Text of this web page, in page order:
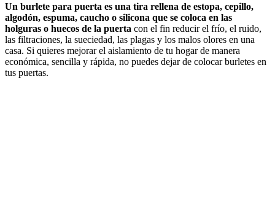
Un burlete para puerta es una tira rellena de estopa, cepillo,
algodón, espuma, caucho o silicona que se coloca en las
holguras o huecos de la puerta con el fin reducir el frío, el ruido,
las filtraciones, la sueciedad, las plagas y los malos olores en una
casa. Si quieres mejorar el aislamiento de tu hogar de manera
económica, sencilla y rápida, no puedes dejar de colocar burletes en
tus puertas.